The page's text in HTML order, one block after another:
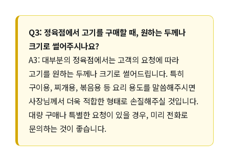
Q3: 정육점에서 고기를 구매할 때, 원하는 두께나
크기로 썰어주시나요?
A3: 대부분의 정육점에서는 고객의 요청에 따라
고기를 원하는 두께나 크기로 썰어드립니다. 특히
구이용, 찌개용, 볶음용 등 요리 용도를 말씀해주시면
사장님께서 더욱 적합한 형태로 손질해주실 것입니다.
대량 구매나 특별한 요청이 있을 경우, 미리 전화로
문의하는 것이 좋습니다.